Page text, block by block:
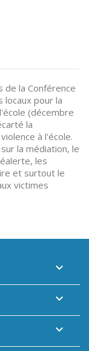
de la Conférence
locaux pour la
(décembre
la
à l'école.
la médiation, le
les
et surtout le
victimes


